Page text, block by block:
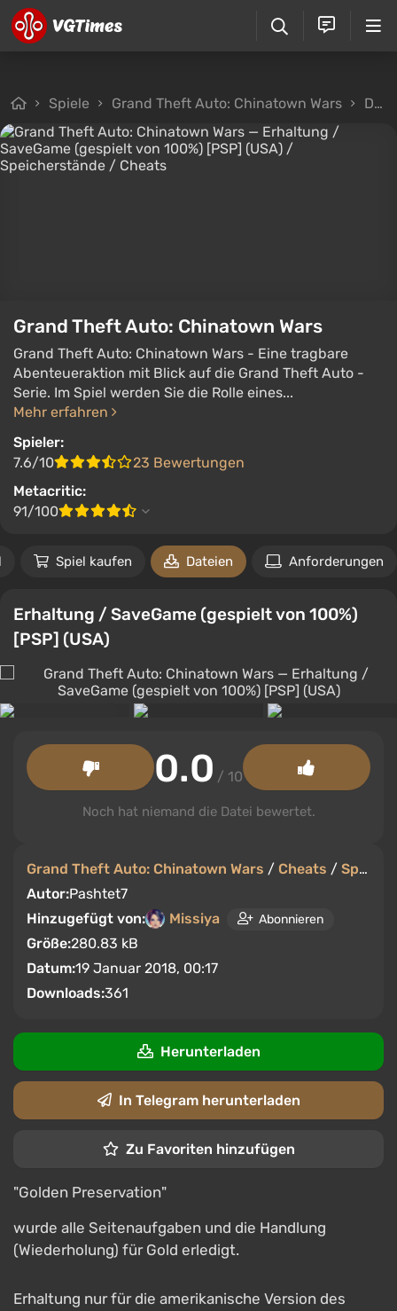
Spiele Grand Theft Auto: Chinatown Wars Dateien
Grand Theft Auto: Chinatown Wars
Grand Theft Auto: Chinatown Wars - Eine tragbare
Abenteueraktion mit Blick auf die Grand Theft Auto -
Serie. Im Spiel werden Sie die Rolle eines...
Mehr erfahren
Spieler:
7.6/10
23 Bewertungen
Metacritic:
91/100
Spiel kaufen Dateien Anforderungen
Erhaltung / SaveGame (gespielt von 100%)
[PSP] (USA)
Grand Theft Auto: Chinatown Wars / Cheats / Speicherstände
Autor:Pashtet7
Hinzugefügt von:
Missiya Abonnieren
Größe:280.83 kB
Datum:19 Januar 2018, 00:17
Downloads:361
0.0 / 10
Noch hat niemand die Datei bewertet.
Herunterladen
In Telegram herunterladen
Zu Favoriten hinzufügen
"Golden Preservation"
wurde alle Seitenaufgaben und die Handlung
(Wiederholung) für Gold erledigt.
Erhaltung nur für die amerikanische Version des